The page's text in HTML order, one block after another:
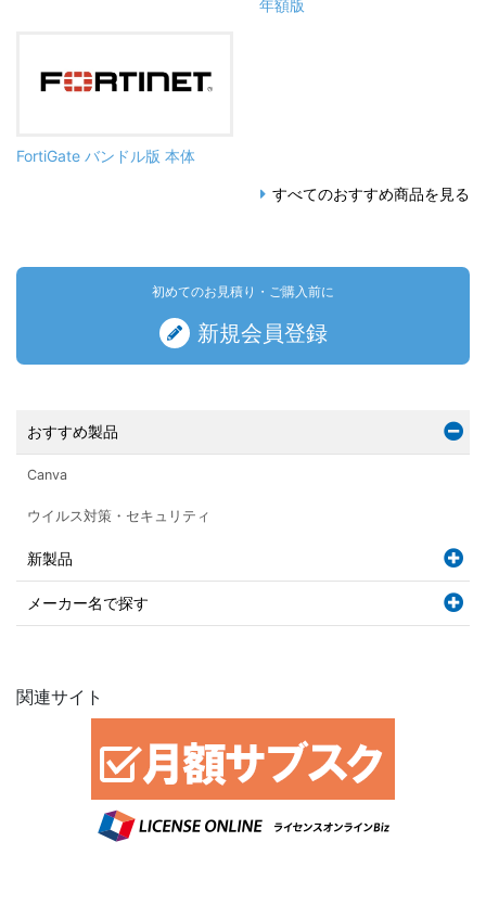
年額版
FortiGate バンドル版 本体
すべてのおすすめ商品を見る
初めてのお見積り・ご購入前に
新規会員登録
おすすめ製品
Canva
ウイルス対策・セキュリティ
新製品
メーカー名で探す
関連サイト